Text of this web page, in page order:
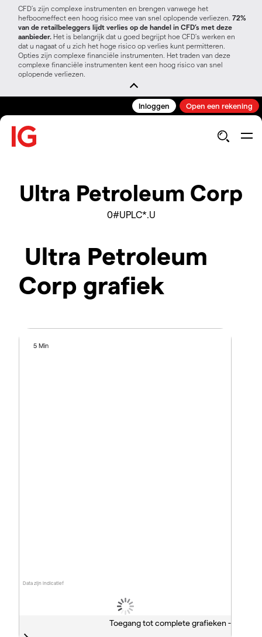
CFD’s zijn complexe instrumenten en brengen vanwege het
hefboomeffect een hoog risico mee van snel oplopende verliezen. 72%
van de retailbeleggers lijdt verlies op de handel in CFD’s met deze
aanbieder. Het is belangrijk dat u goed begrijpt hoe CFD's werken en
dat u nagaat of u zich het hoge risico op verlies kunt permitteren.
Opties zijn complexe financiële instrumenten. Het traden van deze
complexe financiële instrumenten kent een hoog risico van snel
oplopende verliezen.
Inloggen Open een rekening
Ultra Petroleum Corp
0#UPLC*.U
Ultra Petroleum
Corp grafiek
Data zijn indicatief
5 Min
Toegang tot complete grafieken -